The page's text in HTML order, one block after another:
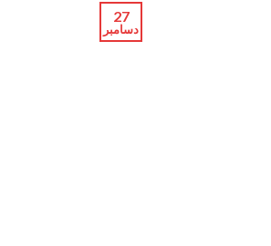
27
دسامبر